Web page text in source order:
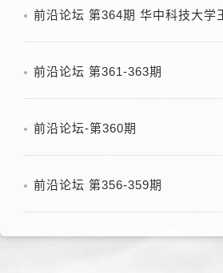
前沿论坛 第364期 华中科技大学王得丽教授 有序金属间化
前沿论坛 第361-363期
前沿论坛-第360期
前沿论坛 第356-359期